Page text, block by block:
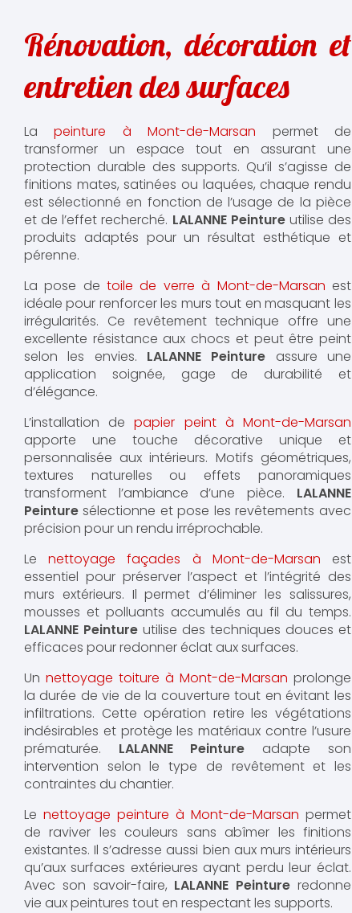
Rénovation, décoration et
entretien des surfaces
Lapeinture à Mont-de-Marsan permet de
transformer un espace tout en assurant une
protection durable des supports. Qu’il s’agisse de
finitions mates, satinées ou laquées, chaque rendu
est sélectionné en fonction de l’usage de la pièce
et de l’effet recherché. LALANNE Peintureutilise des
produits adaptés pour un résultat esthétique et
pérenne.
La pose detoile de verre à Mont-de-Marsan est
idéale pour renforcer les murs tout en masquant les
irrégularités. Ce revêtement technique offre une
excellente résistance aux chocs et peut être peint
selon les envies. LALANNE Peinture assure une
application soignée, gage de durabilité et
d’élégance.
L’installation depapier peint à Mont-de-Marsan
apporte une touche décorative unique et
personnalisée aux intérieurs. Motifs géométriques,
textures naturelles ou effets panoramiques
transforment l’ambiance d’une pièce. LALANNE
Peinture sélectionne et pose les revêtements avec
précision pour un rendu irréprochable.
Lenettoyage façades à Mont-de-Marsan est
essentiel pour préserver l’aspect et l’intégrité des
murs extérieurs. Il permet d’éliminer les salissures,
mousses et polluants accumulés au fil du temps.
LALANNE Peinture utilise des techniques douces et
efficaces pour redonner éclat aux surfaces.
Un nettoyage toiture à Mont-de-Marsan prolonge
la durée de vie de la couverture tout en évitant les
infiltrations. Cette opération retire les végétations
indésirables et protège les matériaux contre l’usure
prématurée. LALANNE Peinture adapte son
intervention selon le type de revêtement et les
contraintes du chantier.
Le nettoyage peinture à Mont-de-Marsan permet
de raviver les couleurs sans abîmer les finitions
existantes. Il s’adresse aussi bien aux murs intérieurs
qu’aux surfaces extérieures ayant perdu leur éclat.
Avec son savoir-faire, LALANNE Peinture redonne
vie aux peintures tout en respectant les supports.